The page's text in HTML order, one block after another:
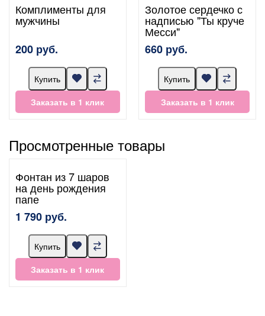
Комплименты для
мужчины
200 руб.
Купить
Заказать в 1 клик
Золотое сердечко с
надписью "Ты круче
Месси"
660 руб.
Купить
Заказать в 1 клик
Просмотренные товары
Фонтан из 7 шаров
на день рождения
папе
1 790 руб.
Купить
Заказать в 1 клик